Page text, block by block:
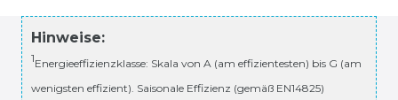
Hinweise:
1Energieeffizienzklasse: Skala von A (am effizientesten) bis G (am
wenigsten effizient). Saisonale Effizienz (gemäß EN14825)